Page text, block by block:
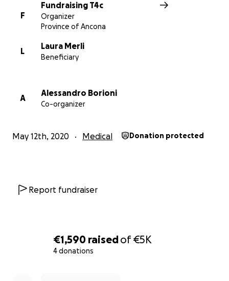
€1,590 raisedof€5K
4 donations
F
Fundraising T4c
Organizer
Province of Ancona
L
Laura Merli
Beneficiary
A
Alessandro Borioni
Co-organizer
May 12th, 2020 Medical Donation protected
Report fundraiser